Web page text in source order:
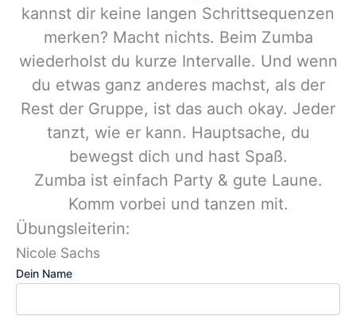
kannst dir keine langen Schrittsequenzen
merken? Macht nichts. Beim Zumba
wiederholst du kurze Intervalle. Und wenn
du etwas ganz anderes machst, als der
Rest der Gruppe, ist das auch okay. Jeder
tanzt, wie er kann. Hauptsache, du
bewegst dich und hast Spaß.
Zumba ist einfach Party & gute Laune.
Komm vorbei und tanzen mit.
Übungsleiterin:
Dein Name